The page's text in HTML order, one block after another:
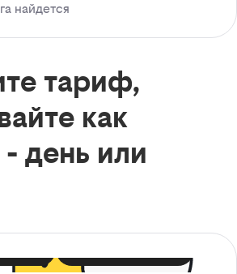
найдется
тариф,
как
день или